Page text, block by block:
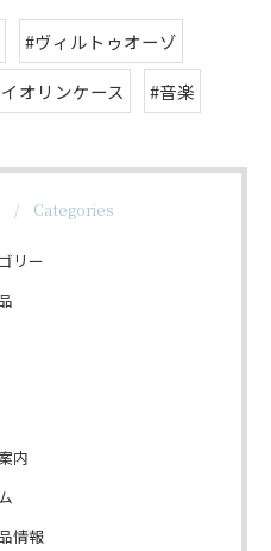
#ヴィルトゥオーゾ
オリンケース #音楽
Categories
リー
内
情報